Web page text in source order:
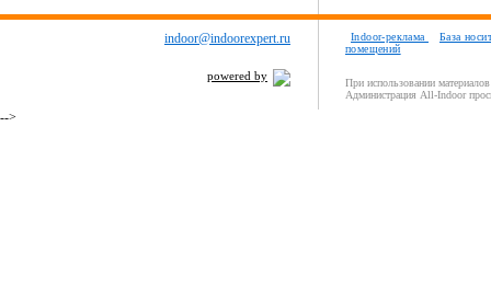
indoor@indoorexpert.ru
powered by
Indoor-реклама
База
помещений
При использовании
Администрация All-Indoor
-->